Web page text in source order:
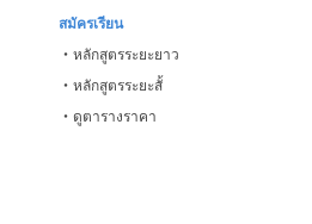
สมัครเรียน
・หลักสูตรระยะยาว
・หลักสูตรระยะสั้
・ดูตารางราคา